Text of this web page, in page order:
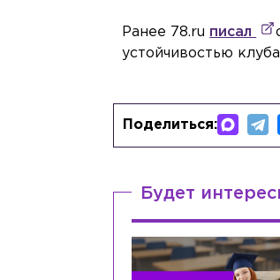
Ранее 78.ru писал
устойчивостью
Поделиться:
Будет